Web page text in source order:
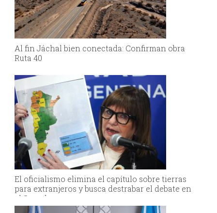
Al fin Jáchal bien conectada: Confirman obra
Ruta 40
El oficialismo elimina el capítulo sobre tierras
para extranjeros y busca destrabar el debate en
el Senado